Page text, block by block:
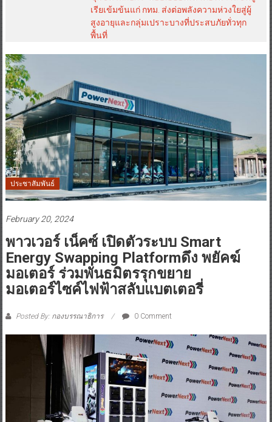
เรียเข้มข้นแก่ กทม. ส่งต่อพลังความห่วงใยสู่ผู้
สูงอายุและกลุ่มเปราะบางที่ประสบภัยทั่วทุก
พื้นที่
ประชาสัมพันธ์
February 20, 2024
พาวเวอร์ เน็คซ์ เปิดตัวระบบ Smart
Energy Swapping Platformดึง พยัคฆ์
มอเตอร์ ร่วมพันธมิตรรุกขยาย
มอเตอร์ไซค์ไฟฟ้าสลับแบตเตอรี่
Posted By: กองบรรณาธิการ 0 Comment